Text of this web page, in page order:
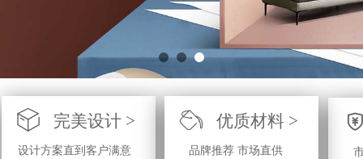
设计方案直到客户满意
ꁦ 完美设计 >
品牌推荐 市场直供
优质材料 >
ꄂ